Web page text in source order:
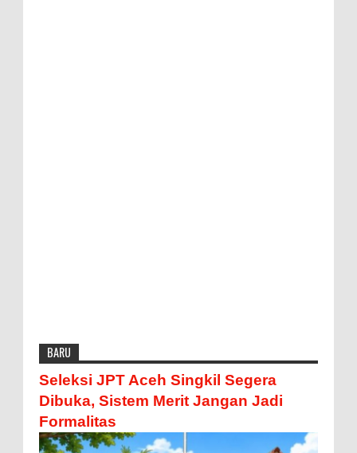
BARU
Seleksi JPT Aceh Singkil Segera
Dibuka, Sistem Merit Jangan Jadi
Formalitas